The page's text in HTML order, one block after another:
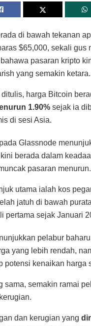
di bawah tekanan
$65,000, sekali gus
pasaran kripto
yang semakin ketara.
harga Bitcoin
1.90% sejak ia
di sesi Asia.
Glassnode
berada dalam
pasaran menurun.
utama ialah kos
jatuh di bawah
pertama sejak Januari
pelabur
yang lebih rendah,
potensi kenaikan harga
sama, semakin ramai
dan kerugian yang